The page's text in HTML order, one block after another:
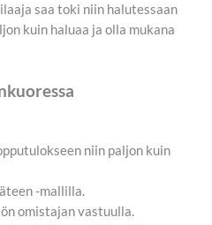
saa toki niin halutessaan
kuin haluaa ja olla mukana
niin paljon kuin
-mallilla.
omistajan vastuulla.